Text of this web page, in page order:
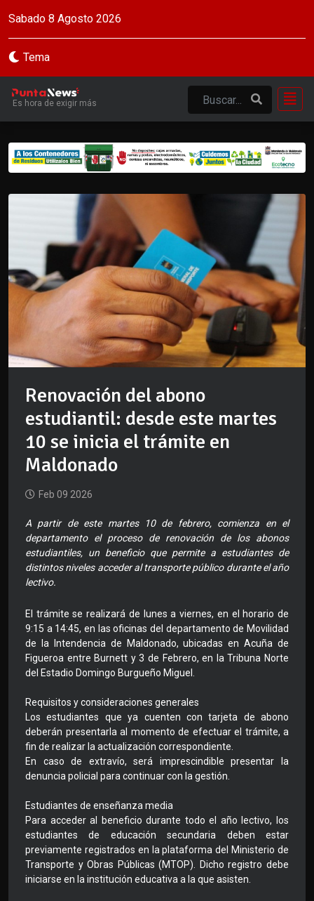
Sabado 8 Agosto 2026
Tema
Es hora de exigir más
Renovación del abono
estudiantil: desde este martes
10 se inicia el trámite en
Maldonado
Feb 09 2026
A partir de este martes 10 de febrero, comienza en el
departamento el proceso de renovación de los abonos
estudiantiles, un beneficio que permite a estudiantes de
distintos niveles acceder al transporte público durante el año
lectivo.
El trámite se realizará de lunes a viernes, en el horario de
9:15 a 14:45, en las oficinas del departamento de Movilidad
de la Intendencia de Maldonado, ubicadas en Acuña de
Figueroa entre Burnett y 3 de Febrero, en la Tribuna Norte
del Estadio Domingo Burgueño Miguel.
Requisitos y consideraciones generales
Los estudiantes que ya cuenten con tarjeta de abono
deberán presentarla al momento de efectuar el trámite, a
fin de realizar la actualización correspondiente.
En caso de extravío, será imprescindible presentar la
denuncia policial para continuar con la gestión.
Estudiantes de enseñanza media
Para acceder al beneficio durante todo el año lectivo, los
estudiantes de educación secundaria deben estar
previamente registrados en la plataforma del Ministerio de
Transporte y Obras Públicas (MTOP). Dicho registro debe
iniciarse en la institución educativa a la que asisten.